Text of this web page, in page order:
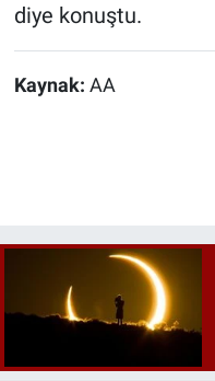
diye konuştu.
Kaynak: AA